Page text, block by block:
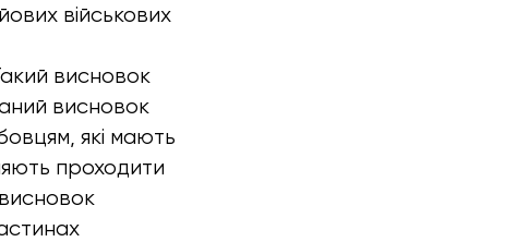
військових
висновок
висновок
які мають
проходити